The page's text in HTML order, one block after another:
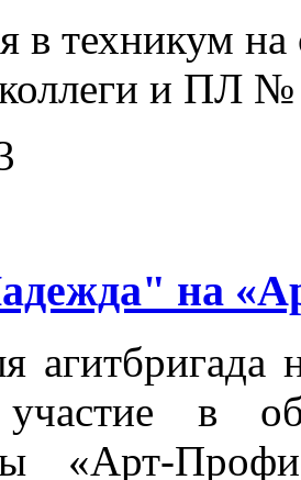
в техникум
коллеги и ПЛ
на
в
«Арт-